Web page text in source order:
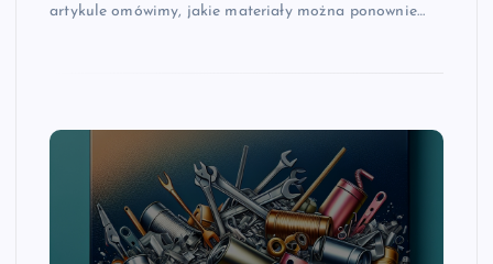
artykule omówimy, jakie materiały można ponownie…